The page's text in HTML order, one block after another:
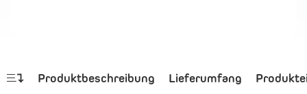
Produktbeschreibung Lieferumfang